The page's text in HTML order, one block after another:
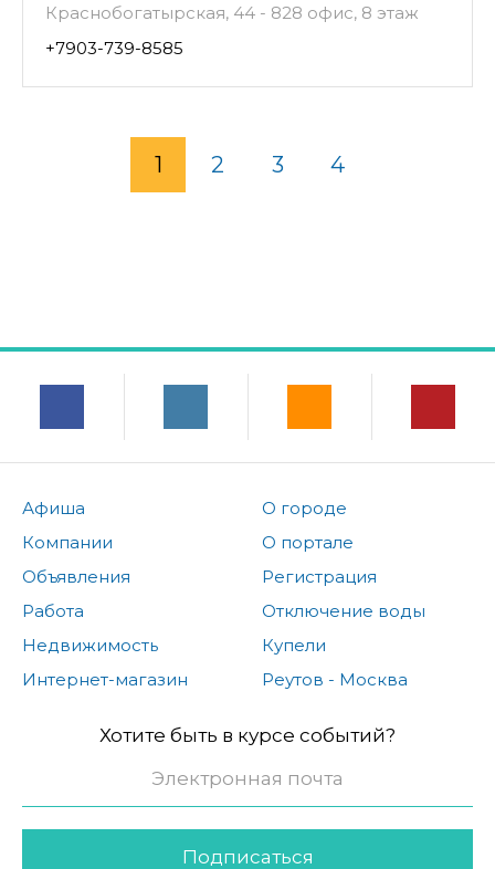
Краснобогатырская, 44 - 828 офис, 8 этаж
+7903-739-8585
1 2 3 4
Афиша
Компании
Объявления
Работа
Недвижимость
Интернет-магазин
О городе
О портале
Регистрация
Отключение воды
Купели
Реутов - Москва
Хотите быть в курсе событий?
Подписаться